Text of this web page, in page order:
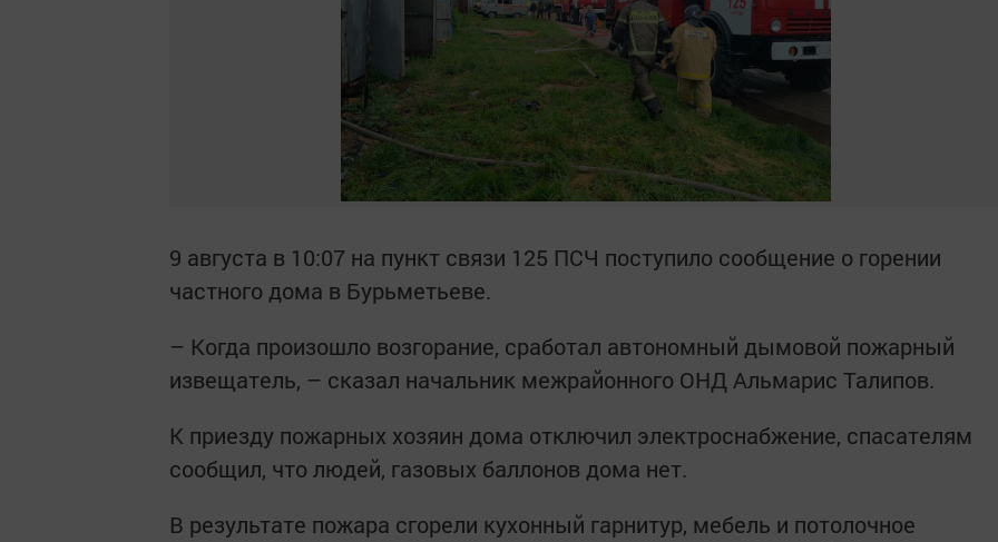
9 августа в 10:07 на пункт связи 125 ПСЧ поступило сообщение о горении
частного дома в Бурьметьеве.
– Когда произошло возгорание, сработал автономный дымовой пожарный
извещатель, – сказал начальник межрайонного ОНД Альмарис Талипов.
К приезду пожарных хозяин дома отключил электроснабжение, спасателям
сообщил, что людей, газовых баллонов дома нет.
В результате пожара сгорели кухонный гарнитур, мебель и потолочное